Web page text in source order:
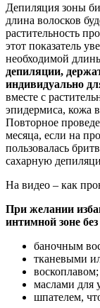
Депиляция зоны
длина волосков
растительность
этот показатель
необходимой
депиляции,
индивидуально
вместе с
эпидермиса, кожа
Повторное
месяца, если на
пользовалась
сахарную
На видео – как
При желании
интимной зоне
баночным
тканевыми
воскоплавом;
маслами для
шпателем,